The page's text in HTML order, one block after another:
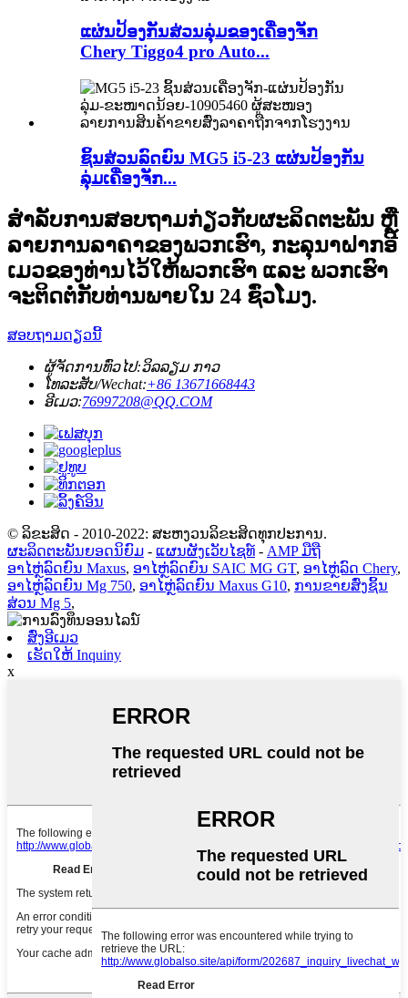
ແຜ່ນປ້ອງກັນສ່ວນລຸ່ມຂອງເຄື່ອງຈັກ
Chery Tiggo4 pro Auto...
ຊິ້ນສ່ວນລົດຍົນ MG5 i5-23 ແຜ່ນປ້ອງກັນ
ລຸ່ມເຄື່ອງຈັກ...
ສຳລັບການສອບຖາມກ່ຽວກັບຜະລິດຕະພັນ ຫຼື
ລາຍການລາຄາຂອງພວກເຮົາ, ກະລຸນາຝາກອີ
ເມວຂອງທ່ານໄວ້ໃຫ້ພວກເຮົາ ແລະ ພວກເຮົາ
ຈະຕິດຕໍ່ກັບທ່ານພາຍໃນ 24 ຊົ່ວໂມງ.
ສອບຖາມດຽວນີ້
ຜູ້ຈັດການທົ່ວໄປ:ວິລລຽມ ກາວ
ໂທລະສັບ/Wechat:+86 13671668443
ອີເມວ:76997208@QQ.COM
© ລິຂະສິດ - 2010-2022: ສະຫງວນລິຂະສິດທຸກປະການ.
ຜະລິດຕະພັນຍອດນິຍົມ - ແຜນຜັງເວັບໄຊທ໌ - AMP ມືຖື
ອາໄຫຼ່ລົດຍົນ Maxus, ອາໄຫຼ່ລົດຍົນ SAIC MG GT, ອາໄຫຼ່ລົດ Chery,
ອາໄຫຼ່ລົດຍົນ Mg 750, ອາໄຫຼ່ລົດຍົນ Maxus G10, ການຂາຍສົ່ງຊິ້ນ
ສ່ວນ Mg 5,
ສົ່ງອີເມວ
ເຮັດໃຫ້ Inquiny
x